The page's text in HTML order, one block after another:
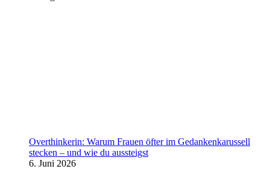
Overthinkerin: Warum Frauen öfter im Gedankenkarussell
stecken – und wie du aussteigst
6. Juni 2026